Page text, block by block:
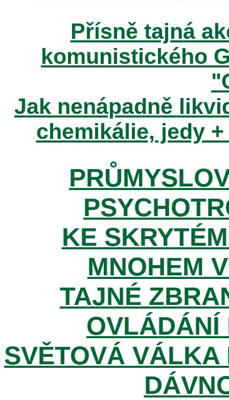
Přísně tajná
komunistického
Jak nenápadně
chemikálie, jedy
KE
MNOHEM
TAJNÉ
OVLÁDÁNÍ
SVĚTOVÁ VÁLKA